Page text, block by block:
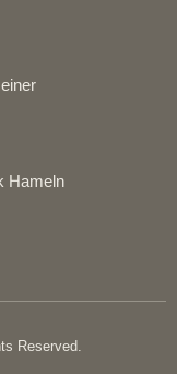
Hameln
Reserved.